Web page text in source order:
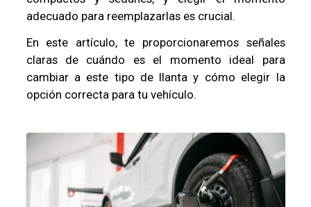
adecuado para reemplazarlas es crucial.
En este artículo, te proporcionaremos señales
claras de cuándo es el momento ideal para
cambiar a este tipo de llanta y cómo elegir la
opción correcta para tu vehículo.